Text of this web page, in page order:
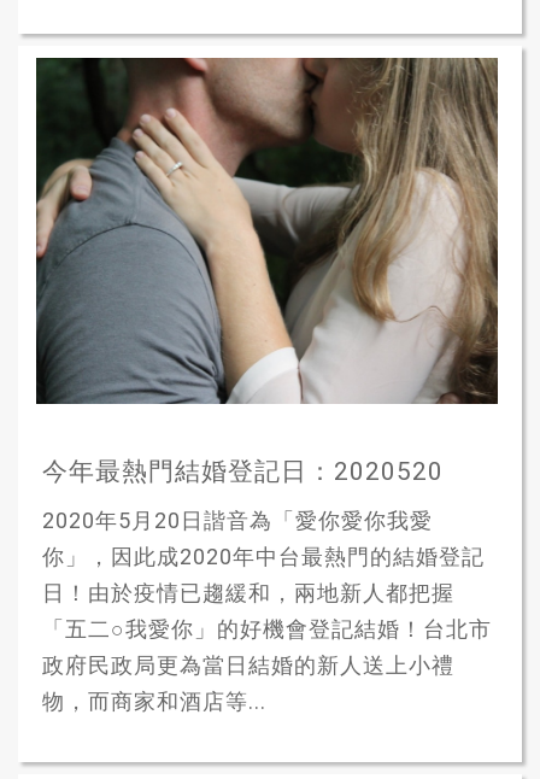
今年最熱門結婚登記日：2020520
2020年5月20日諧音為「愛你愛你我愛
你」，因此成2020年中台最熱門的結婚登記
日！由於疫情已趨緩和，兩地新人都把握
「五二○我愛你」的好機會登記結婚！台北市
政府民政局更為當日結婚的新人送上小禮
物，而商家和酒店等...